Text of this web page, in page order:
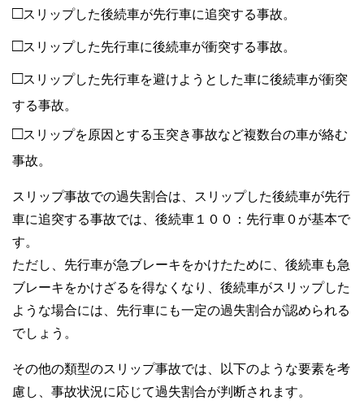
□スリップした後続車が先行車に追突する事故。
□スリップした先行車に後続車が衝突する事故。
□スリップした先行車を避けようとした車に後続車が衝突
する事故。
□スリップを原因とする玉突き事故など複数台の車が絡む
事故。
スリップ事故での過失割合は、スリップした後続車が先行
車に追突する事故では、後続車１００：先行車０が基本で
す。
ただし、先行車が急ブレーキをかけたために、後続車も急
ブレーキをかけざるを得なくなり、後続車がスリップした
ような場合には、先行車にも一定の過失割合が認められる
でしょう。
その他の類型のスリップ事故では、以下のような要素を考
慮し、事故状況に応じて過失割合が判断されます。